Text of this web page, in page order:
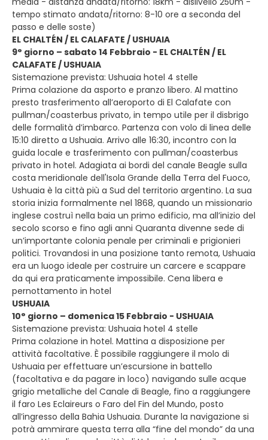
tempo stimato andata/ritorno: 8-10 ore a seconda del
passo e delle soste)
EL CHALTÉN / EL CALAFATE / USHUAIA
9° giorno – sabato 14 Febbraio - EL CHALTÉN / EL
CALAFATE / USHUAIA
Sistemazione prevista: Ushuaia hotel 4 stelle
Prima colazione da asporto e pranzo libero. Al mattino
presto trasferimento all’aeroporto di El Calafate con
pullman/coasterbus privato, in tempo utile per il disbrigo
delle formalità d’imbarco. Partenza con volo di linea delle
15:10 diretto a Ushuaia. Arrivo alle 16:30, incontro con la
guida locale e trasferimento con pullman/coasterbus
privato in hotel. Adagiata ai bordi del canale Beagle sulla
costa meridionale dell'Isola Grande della Terra del Fuoco,
Ushuaia è la città più a Sud del territorio argentino. La sua
storia inizia formalmente nel 1868, quando un missionario
inglese costruì nella baia un primo edificio, ma all’inizio del
secolo scorso e fino agli anni Quaranta divenne sede di
un’importante colonia penale per criminali e prigionieri
politici. Trovandosi in una posizione tanto remota, Ushuaia
era un luogo ideale per costruire un carcere e scappare
da qui era praticamente impossibile. Cena libera e
pernottamento in hotel
USHUAIA
10° giorno – domenica 15 Febbraio - USHUAIA
Sistemazione prevista: Ushuaia hotel 4 stelle
Prima colazione in hotel. Mattina a disposizione per
attività facoltative. È possibile raggiungere il molo di
Ushuaia per effettuare un’escursione in battello
(facoltativa e da pagare in loco) navigando sulle acque
grigio metalliche del Canale di Beagle, fino a raggiungere
il faro Les Eclaireurs o Faro del Fin del Mundo, posto
all’ingresso della Bahia Ushuaia. Durante la navigazione si
potrà ammirare questa terra alla “fine del mondo” da una